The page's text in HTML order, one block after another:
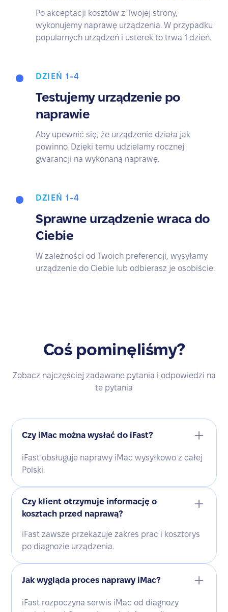
Po akceptacji kosztów z Twojej strony,
wykonujemy naprawę urządzenia. W przypadku
popularnych urządzeń i usterek to trwa 1 dzień.
DZIEŃ 1-4
Testujemy urządzenie po
naprawie
Aby upewnić się, że urządzenie działa jak
powinno. Dzięki temu udzielamy rocznej
gwarancji na wykonaną naprawę.
DZIEŃ 1-4
Sprawne urządzenie wraca do
Ciebie
W zależności od Twoich preferencji, wysyłamy
urządzenie do Ciebie lub odbierasz je osobiście.
Coś pominęliśmy?
Zobacz najczęściej zadawane pytania i odpowiedzi na
te pytania
Czy iMac można wysłać do iFast?
iFast obsługuje naprawy iMac wysyłkowo z całej
Polski.
Czy klient otrzymuje informację o
kosztach przed naprawą?
iFast zawsze przekazuje zakres prac i kosztorys
po diagnozie urządzenia.
Jak wygląda proces naprawy iMac?
iFast rozpoczyna serwis iMac od diagnozy